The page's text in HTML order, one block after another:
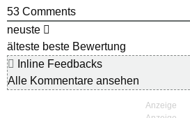
53 Comments
neuste
älteste beste Bewertung
Inline Feedbacks
Alle Kommentare ansehen